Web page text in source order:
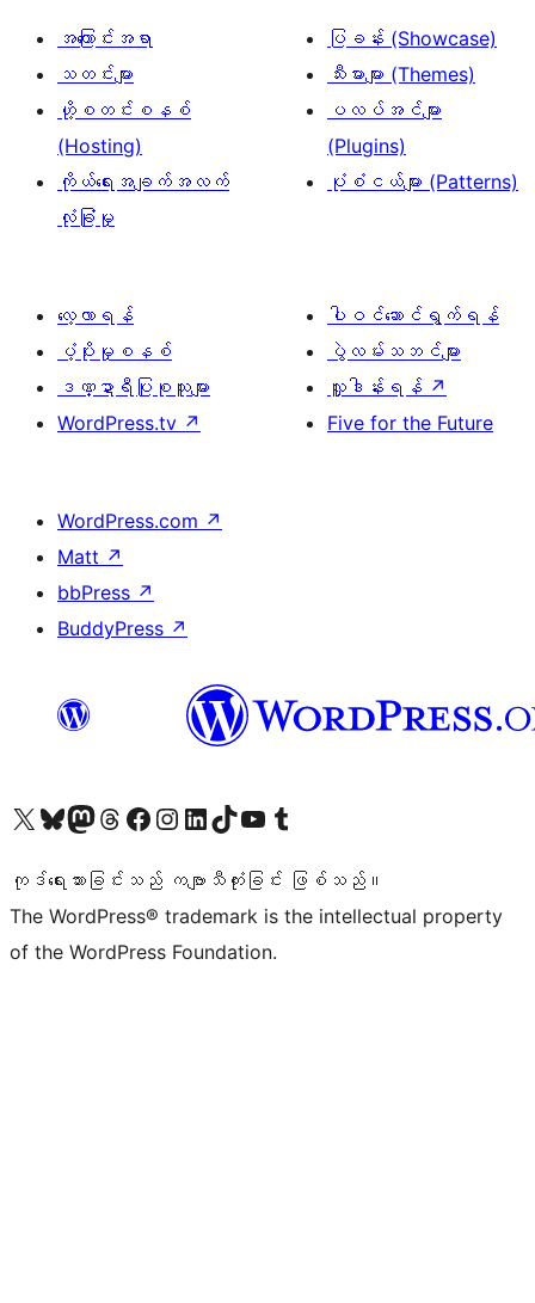
အကြောင်းအရာ
သတင်းများ
ဟို့စတင်းစနစ်
(Hosting)
ကိုယ်ရေးအချက်အလက်
လုံခြုံမှု
ပြခန်း (Showcase)
သီးမားများ (Themes)
ပလပ်အင်များ
(Plugins)
ပုံစံငယ်များ (Patterns)
လေ့လာရန်
ပံ့ပိုးမှုစနစ်
ဒဏ္ဍာရီပြုစုသူများ
WordPress.tv ↗
ပါဝင်ဆောင်ရွက်ရန်
ပွဲလမ်းသဘင်များ
လှူဒါန်းရန် ↗
Five for the Future
WordPress.com ↗
Matt ↗
bbPress ↗
BuddyPress ↗
ကျွန်ုပ်တို့၏ X (ယခင် Twitter) အကောင့်သို့ သွားရောက်ကြည့်ရှုပါကျွန်ုပ်တို့၏ Bluesky အကောင့်သို့ ဝင်ရောက်ကြည့်ရှုရန်
ကျွန်ုပ်တို့၏ Mastodon အကောင့်သို့ သွားရောက်ကြည့်ရှုပါကျွန်ုပ်တို့၏ Threads အကောင့်သို့ ဝင်ရောက်ကြည့်ရှုရန်
ကျွန်ုပ်တို့၏ Facebook စာမျက်နှာသို့ သွားရောက်ကြည့်ရှုပါကျွန်ုပ်တို့၏ Instagram အကောင့်သို့ သွားရောက်ကြည့်ရှုပါ ကျွန်ုပ်တို့၏ LinkedIn အကောင့်သို့ သွားရောက်ကြည့်ရှုပါကျွန်ုပ်တို့၏ TikTok အကောင့်သို့ ဝင်ရောက်ကြည့်ရှုရန်
ကျွန်ုပ်တို့၏ YouTube ချန်နယ်သို့ သွားရောက်ကြည့်ရှုပါ ကျွန်ုပ်တို့၏ Tumblr အကောင့်သို့ ဝင်ရောက်ကြည့်ရှုရန်
ကုဒ်ရေးသားခြင်းသည် ကဗျာသီကုံးခြင်း ဖြစ်သည်။
The WordPress® trademark is the intellectual property
of the WordPress Foundation.